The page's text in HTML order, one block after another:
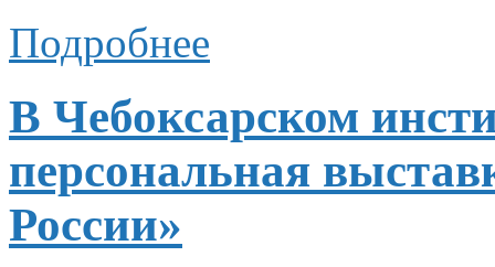
Подробнее
В Чебоксарском
персональная
России»